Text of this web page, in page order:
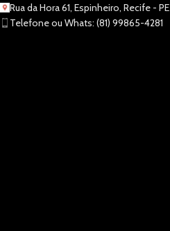
Rua da Hora 61, Espinheiro, Recife - PE
Telefone ou Whats: (81) 99865-4281